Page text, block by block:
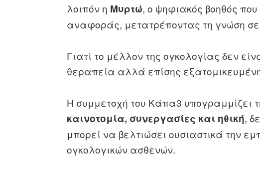
λοιπόν η Μυρτώ, ο ψηφιακός βοηθός
αναφοράς, μετατρέποντας τη γνώση
Γιατί το μέλλον της ογκολογίας δεν
θεραπεία αλλά επίσης
Η συμμετοχή του Κάπα3 υπογραμμίζει
καινοτομία, συνεργασίες και ηθική,
μπορεί να βελτιώσει ουσιαστικά την
ογκολογικών ασθενών.